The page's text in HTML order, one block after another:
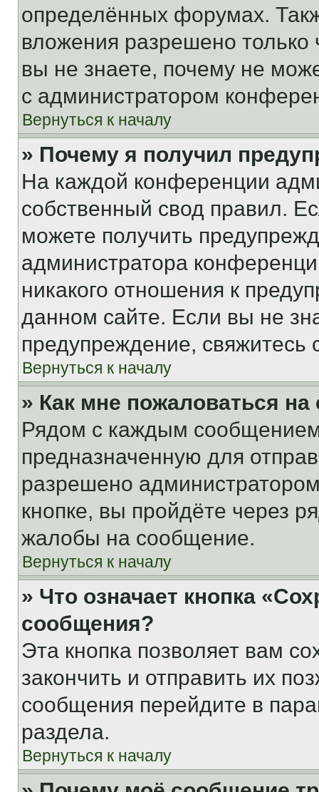
определённых форумах.
вложения разрешено
вы не знаете, почему не
с администратором
Вернуться к началу
» Почему я получил
На каждой конференции
собственный свод правил.
можете получить
администратора
никакого отношения к
данном сайте. Если вы не
предупреждение,
Вернуться к началу
» Как мне пожаловаться
Рядом с каждым сообщением
предназначенную для
разрешено
кнопке, вы пройдёте через
жалобы на сообщение.
Вернуться к началу
» Что означает кнопка
сообщения?
Эта кнопка позволяет вам
закончить и отправить их
сообщения перейдите в
раздела.
Вернуться к началу